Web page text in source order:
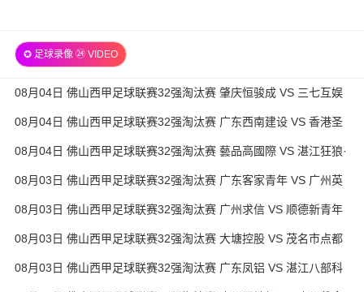
✪ 足球录像 ㉔ VIDEO
08月04日 佛山西甲足球联赛32强淘汰赛 肇庆恒骏成 VS 三七互娱
全场录像
08月04日 佛山西甲足球联赛32强淘汰赛 广东西南建设 VS 香港圣
徒 全场录像
08月04日 佛山西甲足球联赛32强淘汰赛 藝品高國際 VS 湛江狂狼·
粵辉能源 全场录像
08月03日 佛山西甲足球联赛32强淘汰赛 广东客家青年 VS 广州英
华思力U17 全场录像
08月03日 佛山西甲足球联赛32强淘汰赛 广州求信 VS 顺德新青年
全场录像
08月03日 佛山西甲足球联赛32强淘汰赛 大塘控股 VS 茂名市点都
得 全场录像
08月03日 佛山西甲足球联赛32强淘汰赛 广东凤铝 VS 湛江八部科